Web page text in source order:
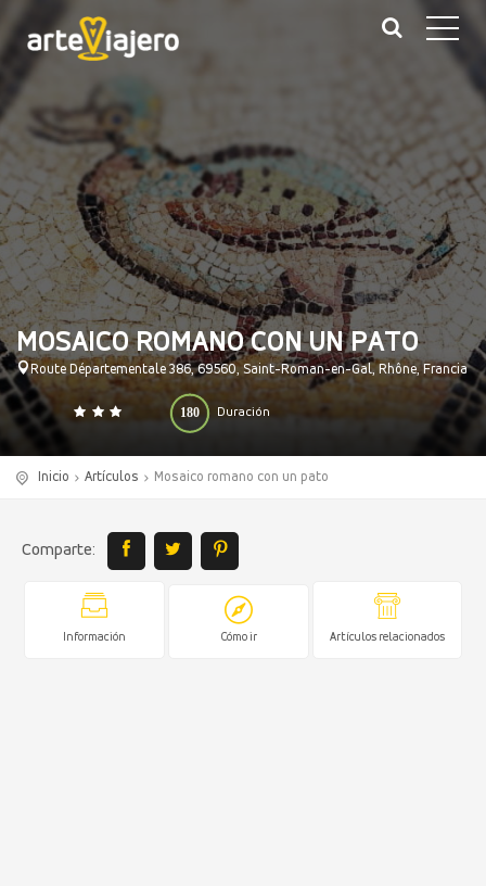
MOSAICO ROMANO CON UN PATO
Route Départementale 386, 69560, Saint-Roman-en-Gal, Rhône, Francia
Duración
180
0 140
Inicio Artículos Mosaico romano con un pato
Comparte:
Información Cómo ir Artículos relacionados